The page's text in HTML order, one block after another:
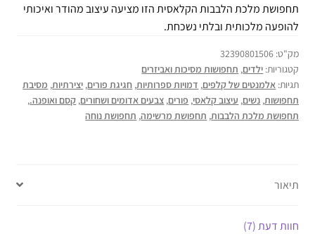
תחפושת מלכת הלבבות הקלאסית הזו מציעה עיצוב מהודר ואיכותי
להופעה מלכותית ובלתי נשכחת.
מק"ט: 32390801506
קטגוריות: ילדים, תחפושות מסיכות ואביזרים
תגיות: אלמנטים של קלפים, דמויות ספרותיות, חגיגת פורים, יצירתיות, מסיבת
תחפושות, נשים, עיצוב קלאסי, פורים, צבעים אדומים ושחורים, קסם ואופנה.,
תחפושת מלכת הלבבות, תחפושת מרשימה, תחפושת נוחה
תיאור
חוות דעת (7)